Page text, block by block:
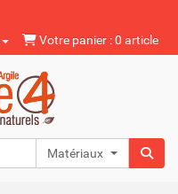
Votre panier : 0 article
Matériaux naturels